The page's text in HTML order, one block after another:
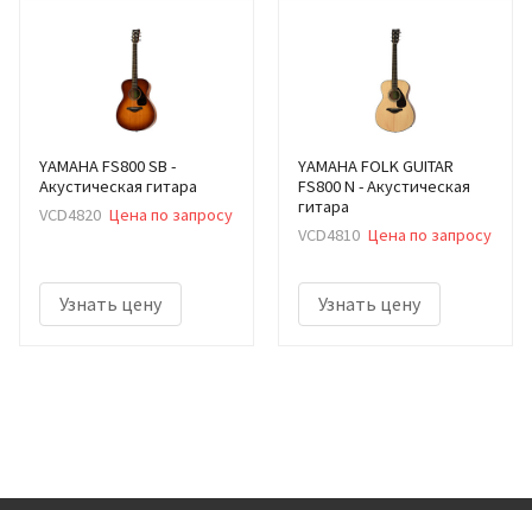
YAMAHA FS800 SB -
Акустическая гитара
VCD4820 Цена по запросу
Узнать цену
YAMAHA FOLK GUITAR
FS800 N - Акустическая
гитара
VCD4810 Цена по запросу
Узнать цену